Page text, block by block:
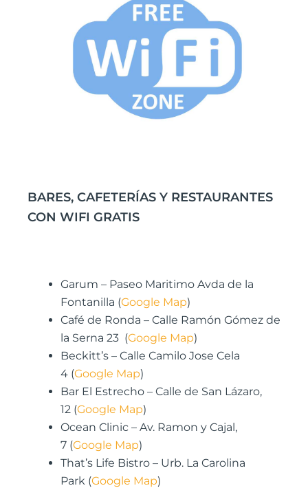
BARES, CAFETERÍAS Y RESTAURANTES
CON WIFI GRATIS
Garum – Paseo Maritimo Avda de la
Fontanilla (Google Map)
Café de Ronda – Calle Ramón Gómez de
la Serna 23 (Google Map)
Beckitt’s – Calle Camilo Jose Cela
4 (Google Map)
Bar El Estrecho – Calle de San Lázaro,
12 (Google Map)
Ocean Clinic – Av. Ramon y Cajal,
7 (Google Map)
That’s Life Bistro – Urb. La Carolina
Park (Google Map)